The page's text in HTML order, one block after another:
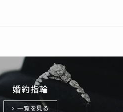
婚約指輪
一覧を見る